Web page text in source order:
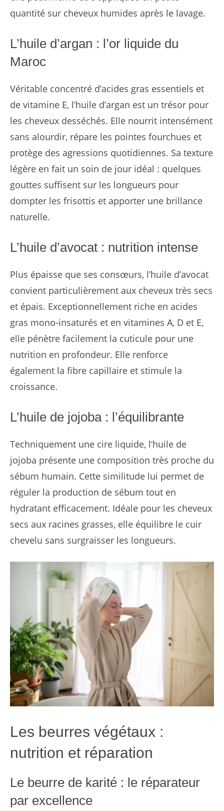
quantité sur cheveux humides après le lavage.
L’huile d’argan : l’or liquide du
Maroc
Véritable concentré d’acides gras essentiels et
de vitamine E, l’huile d’argan est un trésor pour
les cheveux desséchés. Elle nourrit intensément
sans alourdir, répare les pointes fourchues et
protège des agressions quotidiennes. Sa texture
légère en fait un soin de jour idéal : quelques
gouttes suffisent sur les longueurs pour
dompter les frisottis et apporter une brillance
naturelle.
L’huile d’avocat : nutrition intense
Plus épaisse que ses consœurs, l’huile d’avocat
convient particulièrement aux cheveux très secs
et épais. Exceptionnellement riche en acides
gras mono-insaturés et en vitamines A, D et E,
elle pénètre facilement la cuticule pour une
nutrition en profondeur. Elle renforce
également la fibre capillaire et stimule la
croissance.
L’huile de jojoba : l’équilibrante
Techniquement une cire liquide, l’huile de
jojoba présente une composition très proche du
sébum humain. Cette similitude lui permet de
réguler la production de sébum tout en
hydratant efficacement. Idéale pour les cheveux
secs aux racines grasses, elle équilibre le cuir
chevelu sans surgraisser les longueurs.
Les beurres végétaux :
nutrition et réparation
Le beurre de karité : le réparateur
par excellence